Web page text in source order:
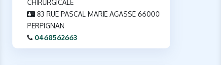
CHIRURGICALE
83 RUE PASCAL MARIE AGASSE 66000
PERPIGNAN
0468562663